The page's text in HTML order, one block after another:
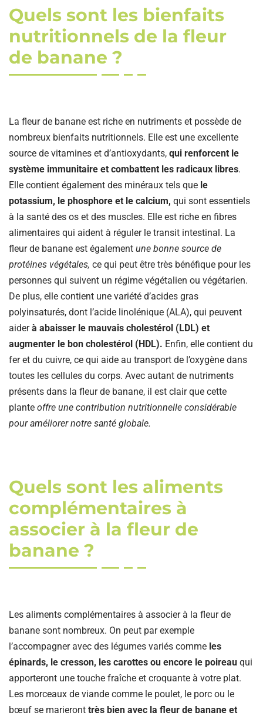
Quels sont les bienfaits
nutritionnels de la fleur
de banane ?
La fleur de banane est riche en nutriments et possède de
nombreux bienfaits nutritionnels. Elle est une excellente
source de vitamines et d’antioxydants, qui renforcent le
système immunitaire et combattent les radicaux libres.
Elle contient également des minéraux tels que le
potassium, le phosphore et le calcium, qui sont essentiels
à la santé des os et des muscles. Elle est riche en fibres
alimentaires qui aident à réguler le transit intestinal. La
fleur de banane est également une bonne source de
protéines végétales, ce qui peut être très bénéfique pour les
personnes qui suivent un régime végétalien ou végétarien.
De plus, elle contient une variété d’acides gras
polyinsaturés, dont l’acide linolénique (ALA), qui peuvent
aiderà abaisser le mauvais cholestérol (LDL) et
augmenter le bon cholestérol (HDL). Enfin, elle contient du
fer et du cuivre, ce qui aide au transport de l’oxygène dans
toutes les cellules du corps. Avec autant de nutriments
présents dans la fleur de banane, il est clair que cette
plante offre une contribution nutritionnelle considérable
pour améliorer notre santé globale.
Quels sont les aliments
complémentaires à
associer à la fleur de
banane ?
Les aliments complémentaires à associer à la fleur de
banane sont nombreux. On peut par exemple
l’accompagner avec des légumes variés comme les
épinards, le cresson, les carottes ou encore le poireau qui
apporteront une touche fraîche et croquante à votre plat.
Les morceaux de viande comme le poulet, le porc ou le
bœuf se marieront très bien avec la fleur de banane et